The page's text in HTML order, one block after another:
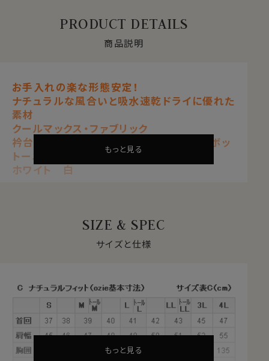
PRODUCT DETAILS
商品説明
お手入れの楽な形態安定！
ナチュラルな風合いと吸水速乾ドライに優れた
素材
クールマックス・ファブリック
衿台内側から別生地がチラッと覗くドゥエボッ
トーニBDシャツ
ホワイト 白
・汗や水分を吸い上げ、蒸発させる吸水速乾のドライ素材
・衣服内をドライに保ち、日常の快適な着心地をサポート
・シワになりにくい形態安定
・綿素材をブレンドすることで、自然な風合いを感じる素
材
もっと見る
SIZE & SPEC
サイズと仕様
もっと見る